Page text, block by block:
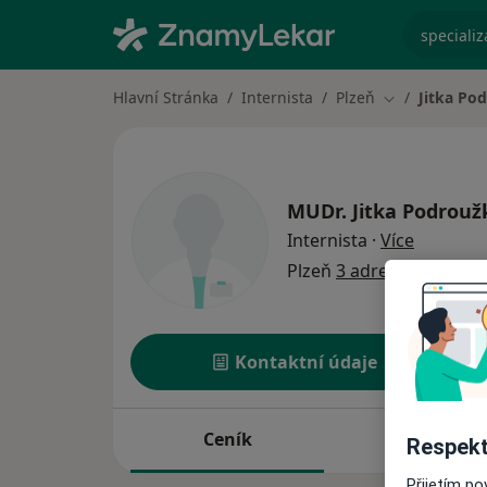
Hlavní Stránka Internista Plzeň Změna města
Jitka
MUDr. Jitka
Internista · Více
Plzeň 3 adresy
Kontaktní údaje
Ceník Adresy